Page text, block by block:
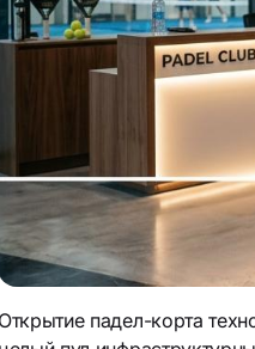
Открытие падел-корта